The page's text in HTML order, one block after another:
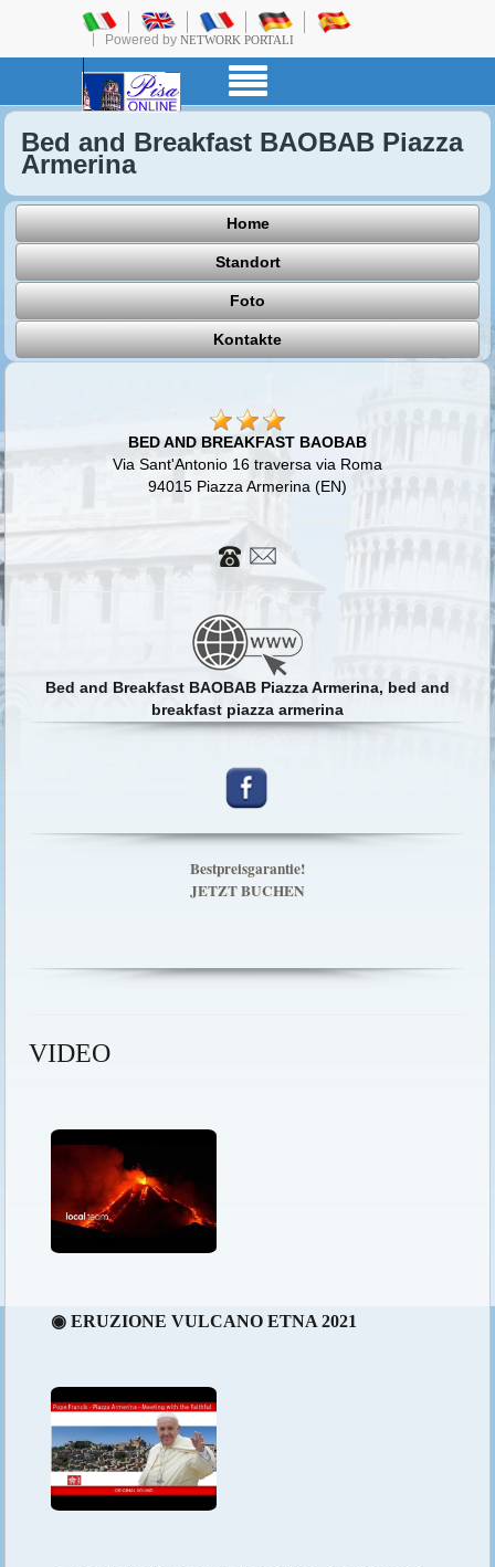
Powered by NETWORK PORTALI
Bed and Breakfast BAOBAB Piazza
Armerina
Home
Standort
Foto
Kontakte
BED AND BREAKFAST BAOBAB
Via Sant'Antonio 16 traversa via Roma
94015 Piazza Armerina (EN)
Bed and Breakfast BAOBAB Piazza Armerina, bed and
breakfast piazza armerina
Bestpreisgarantie!
JETZT BUCHEN
VIDEO
◉ ERUZIONE VULCANO ETNA 2021